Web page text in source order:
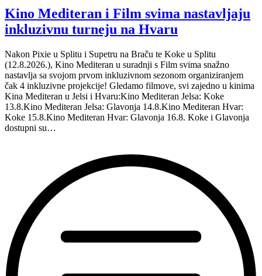
Kino Mediteran i Film svima nastavljaju
inkluzivnu turneju na Hvaru
Nakon Pixie u Splitu i Supetru na Braču te Koke u Splitu
(12.8.2026.), Kino Mediteran u suradnji s Film svima snažno
nastavlja sa svojom prvom inkluzivnom sezonom organiziranjem
čak 4 inkluzivne projekcije! Gledamo filmove, svi zajedno u kinima
Kina Mediteran u Jelsi i Hvaru:Kino Mediteran Jelsa: Koke
13.8.Kino Mediteran Jelsa: Glavonja 14.8.Kino Mediteran Hvar:
Koke 15.8.Kino Mediteran Hvar: Glavonja 16.8. Koke i Glavonja
dostupni su…